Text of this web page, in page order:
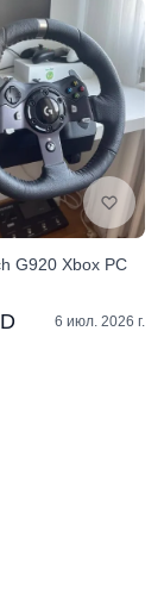
G920 Xbox PC
6 июл. 2026 г.